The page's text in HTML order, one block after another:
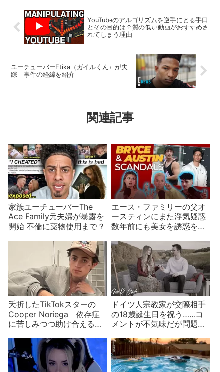
YouTubeのアルゴリズムを逆手にとる手口
とその目的は？質の低い動画がおすすめさ
れてしまう理由
ユーチューバーEtika（ガイルくん）が失
踪 事件の経緯を紹介
関連記事
家族ユーチューバーThe
Ace Family元夫婦が暴露を
開始 不倫に薬物使用まで？
エース・ファミリーの父オ
ースティンにまた浮気疑惑
数年前にも美女を誘惑をし
夭折したTikTokスターの
Cooper Noriega 依存症
に苦しみつつ助け合える場
ドイツ人宗教家が交際相手
の18歳誕生日を祝う……コ
メントが不気味だが問題は